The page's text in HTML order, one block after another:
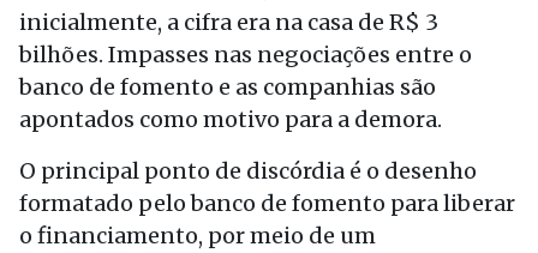
inicialmente, a cifra era na casa de R$ 3
bilhões. Impasses nas negociações entre o
banco de fomento e as companhias são
apontados como motivo para a demora.
O principal ponto de discórdia é o desenho
formatado pelo banco de fomento para liberar
o financiamento, por meio de um